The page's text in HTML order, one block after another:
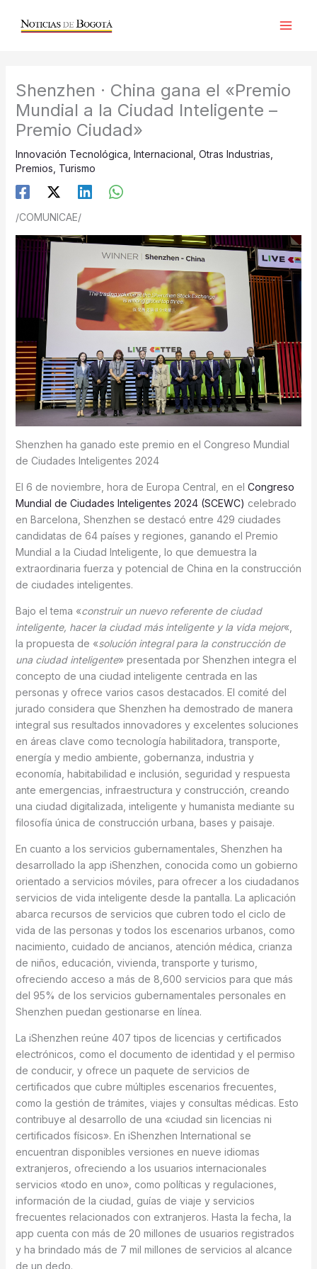
Shenzhen · China gana el «Premio
Mundial a la Ciudad Inteligente –
Premio Ciudad»
Innovación Tecnológica Internacional Otras Industrias
Premios Turismo
/COMUNICAE/
Shenzhen ha ganado este premio en el Congreso Mundial
de Ciudades Inteligentes 2024
El 6 de noviembre, hora de Europa Central, en el Congreso
Mundial de Ciudades Inteligentes 2024 (SCEWC) celebrado
en Barcelona, Shenzhen se destacó entre 429 ciudades
candidatas de 64 países y regiones, ganando el Premio
Mundial a la Ciudad Inteligente, lo que demuestra la
extraordinaria fuerza y potencial de China en la construcción
de ciudades inteligentes.
Bajo el tema «construir un nuevo referente de ciudad
inteligente, hacer la ciudad más inteligente y la vida mejor«,
la propuesta de «solución integral para la construcción de
una ciudad inteligente» presentada por Shenzhen integra el
concepto de una ciudad inteligente centrada en las
personas y ofrece varios casos destacados. El comité del
jurado considera que Shenzhen ha demostrado de manera
integral sus resultados innovadores y excelentes soluciones
en áreas clave como tecnología habilitadora, transporte,
energía y medio ambiente, gobernanza, industria y
economía, habitabilidad e inclusión, seguridad y respuesta
ante emergencias, infraestructura y construcción, creando
una ciudad digitalizada, inteligente y humanista mediante su
filosofía única de construcción urbana, bases y paisaje.
En cuanto a los servicios gubernamentales, Shenzhen ha
desarrollado la app iShenzhen, conocida como un gobierno
orientado a servicios móviles, para ofrecer a los ciudadanos
servicios de vida inteligente desde la pantalla. La aplicación
abarca recursos de servicios que cubren todo el ciclo de
vida de las personas y todos los escenarios urbanos, como
nacimiento, cuidado de ancianos, atención médica, crianza
de niños, educación, vivienda, transporte y turismo,
ofreciendo acceso a más de 8,600 servicios para que más
del 95% de los servicios gubernamentales personales en
Shenzhen puedan gestionarse en línea.
La iShenzhen reúne 407 tipos de licencias y certificados
electrónicos, como el documento de identidad y el permiso
de conducir, y ofrece un paquete de servicios de
certificados que cubre múltiples escenarios frecuentes,
como la gestión de trámites, viajes y consultas médicas. Esto
contribuye al desarrollo de una «ciudad sin licencias ni
certificados físicos». En iShenzhen International se
encuentran disponibles versiones en nueve idiomas
extranjeros, ofreciendo a los usuarios internacionales
servicios «todo en uno», como políticas y regulaciones,
información de la ciudad, guías de viaje y servicios
frecuentes relacionados con extranjeros. Hasta la fecha, la
app cuenta con más de 20 millones de usuarios registrados
y ha brindado más de 7 mil millones de servicios al alcance
de un dedo.